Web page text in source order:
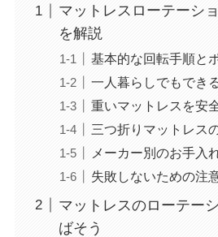
マットレスローテーシ
を解説
基本的な回転手順と
一人暮らしでもでき
重いマットレスを安
三つ折りマットレス
メーカー別のお手入
失敗しないための注
マットレスのローテー
ばそう